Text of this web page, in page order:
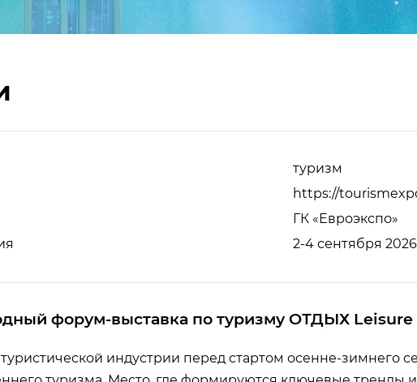
туризм
https://
ГК «Евроэкспо»
2-4 сентября 2026
форум-выставка по туризму ОТДЫХ Leisure
индустрии перед стартом осенне-зимнего